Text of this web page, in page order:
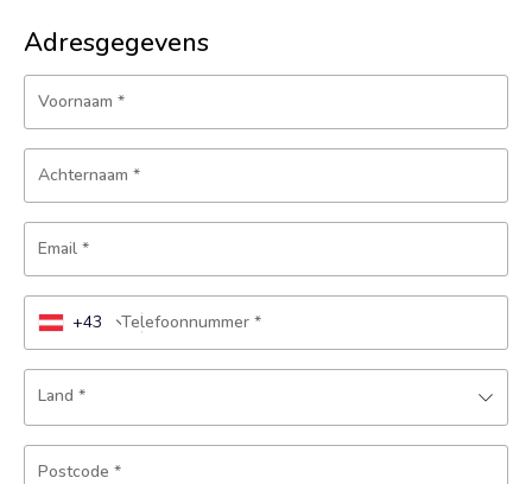
Adresgegevens
Voornaam *
Achternaam *
Email *
Telefoonnummer *
+43
Land *
Postcode *